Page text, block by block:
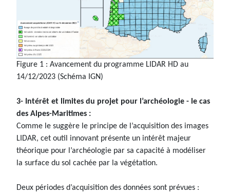
Figure 1 : Avancement du programme LIDAR HD au
14/12/2023 (Schéma IGN)
3- Intérêt et limites du projet pour l’archéologie - le cas
des Alpes-Maritimes :
Comme le suggère le principe de l’acquisition des images
LIDAR, cet outil innovant présente un intérêt majeur
théorique pour l’archéologie par sa capacité à modéliser
la surface du sol cachée par la végétation.
Deux périodes d’acquisition des données sont prévues :